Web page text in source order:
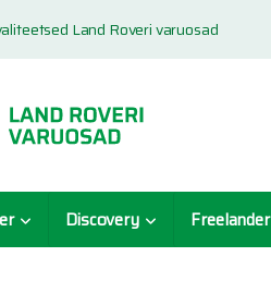
Land Roveri varuosad
Discovery Freelander